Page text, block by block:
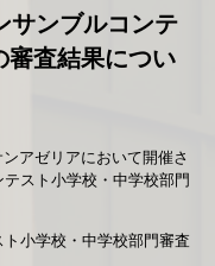
サンブルコンテ
審査結果につい
アゼリアにおいて開催さ
スト小学校・中学校部門
小学校・中学校部門審査